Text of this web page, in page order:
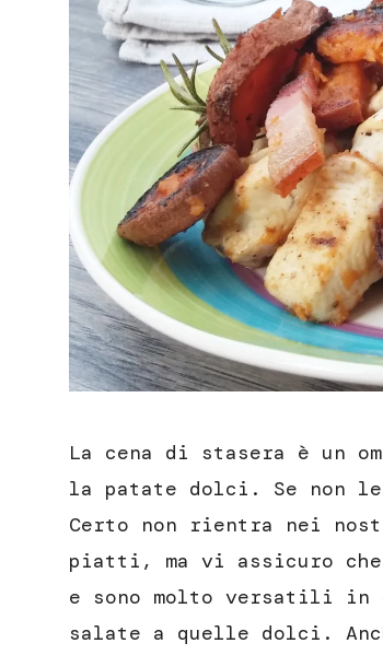
La cena di stasera è un
la patate dolci. Se non
Certo non rientra nei
piatti, ma vi assicuro che
e sono molto versatili
salate a quelle dolci.